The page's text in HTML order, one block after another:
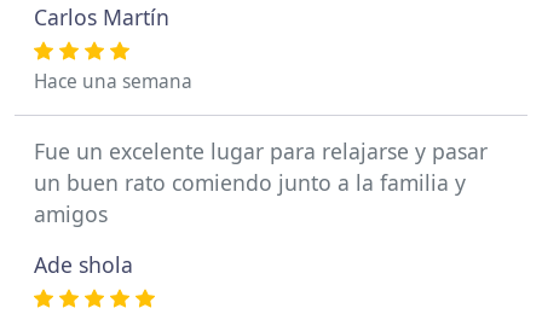
Carlos Martín
Hace una semana
Fue un excelente lugar para relajarse y pasar
un buen rato comiendo junto a la familia y
amigos
Ade shola